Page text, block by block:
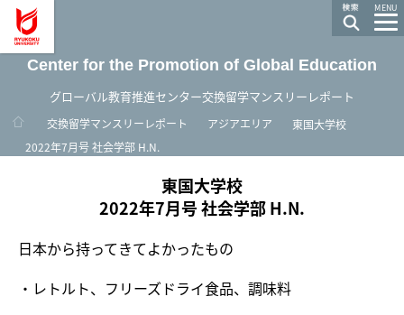
MENU
Center for the Promotion of Global Education
グローバル教育推進センター交換留学マンスリーレポート
ホーム
交換留学マンスリーレポート アジアエリア
東国大学校
2022年7月号 社会学部 H.N.
東国大学校
2022年7月号 社会学部 H.N.
日本から持ってきてよかったもの
・レトルト、フリーズドライ食品、調味料